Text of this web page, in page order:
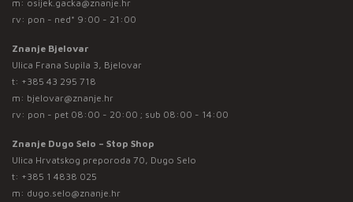
m: osijek.gacka@znanje.hr
rv: pon - ned* 9:00 - 21:00
Znanje Bjelovar
Ulica Frana Supila 3, Bjelovar
t: +385 43 295 718
m: bjelovar@znanje.hr
rv: pon - pet 08:00 - 20:00 ; sub 08:00 - 14:00
Znanje Dugo Selo – Stop Shop
Ulica Hrvatskog preporoda 70, Dugo Selo
t: +385 1 4838 025
m: dugo.selo@znanje.hr